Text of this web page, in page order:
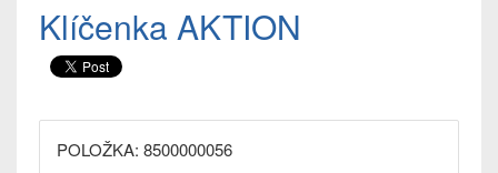
Klíčenka AKTION
POLOŽKA: 8500000056